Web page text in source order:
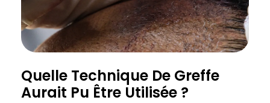
Quelle Technique De Greffe
Aurait Pu Être Utilisée ?